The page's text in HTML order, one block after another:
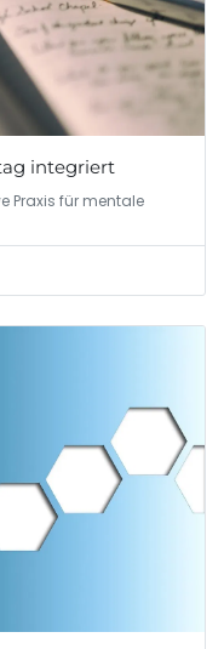
integriert
Praxis für mentale